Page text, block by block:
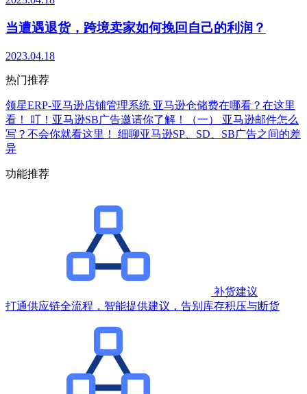
当遭遇退货，跨境卖家如何挽回自己的利润？
2023.04.18
热门推荐
领星ERP-亚马逊店铺管理系统 亚马逊仓储费在哪看？在这里
看！
叮！亚马逊SB广告邀请你了解！（一）
亚马逊邮件怎么
写？不会你就看这里！
细聊亚马逊SP、SD、SB广告之间的差
异
功能推荐
补货建议
打通供应链全流程，智能提供建议，告别库存积压与断货